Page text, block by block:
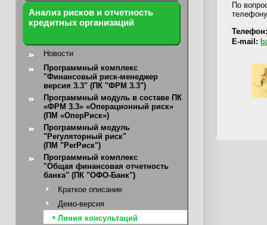
Анализ рисков и отчетность
кредитных организаций
Новости
Программный комплекс
"Финансовый риск-менеджер
версия 3.3" (ПК "ФРМ 3.3")
Программный модуль в составе ПК
«ФРМ 3.3» «Операционный риск»
(ПМ «ОперРиск»)
Программный модуль
"Регуляторный риск"
(ПМ "РегРиск")
Программный комплекс
"Общая финансовая отчетность
банка" (ПК "ОФО-Банк")
Краткое описание
Демо-версия
Линия консультаций
По
E-mail: